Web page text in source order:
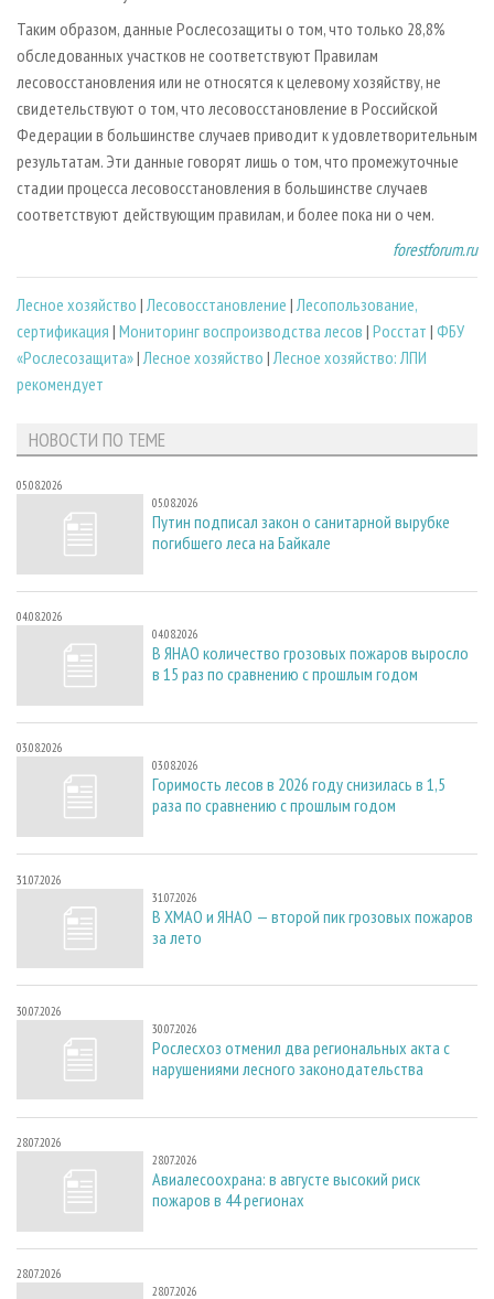
Таким образом, данные Рослесозащиты о том, что только 28,8%
обследованных участков не соответствуют Правилам
лесовосстановления или не относятся к целевому хозяйству, не
свидетельствуют о том, что лесовосстановление в Российской
Федерации в большинстве случаев приводит к удовлетворительным
результатам. Эти данные говорят лишь о том, что промежуточные
стадии процесса лесовосстановления в большинстве случаев
соответствуют действующим правилам, и более пока ни о чем.
forestforum.ru
Лесное хозяйство |Лесовосстановление |Лесопользование,
сертификация | Мониторинг воспроизводства лесов | Росстат | ФБУ
«Рослесозащита»|Лесное хозяйство |Лесное хозяйство: ЛПИ
рекомендует
НОВОСТИ ПО ТЕМЕ
05.08.2026
05.08.2026
Путин подписал закон о санитарной вырубке
погибшего леса на Байкале
04.08.2026
04.08.2026
В ЯНАО количество грозовых пожаров выросло
в 15 раз по сравнению с прошлым годом
03.08.2026
03.08.2026
Горимость лесов в 2026 году снизилась в 1,5
раза по сравнению с прошлым годом
31.07.2026
31.07.2026
В ХМАО и ЯНАО — второй пик грозовых пожаров
за лето
30.07.2026
30.07.2026
Рослесхоз отменил два региональных акта с
нарушениями лесного законодательства
28.07.2026
28.07.2026
Авиалесоохрана: в августе высокий риск
пожаров в 44 регионах
28.07.2026
28.07.2026